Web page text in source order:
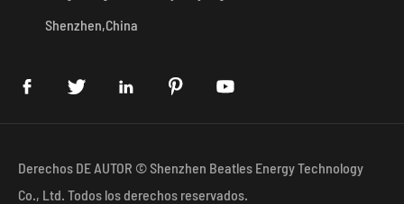
Shenzhen,China
    
Derechos DE AUTOR © Shenzhen Beatles Energy Technology
Co., Ltd. Todos los derechos reservados.